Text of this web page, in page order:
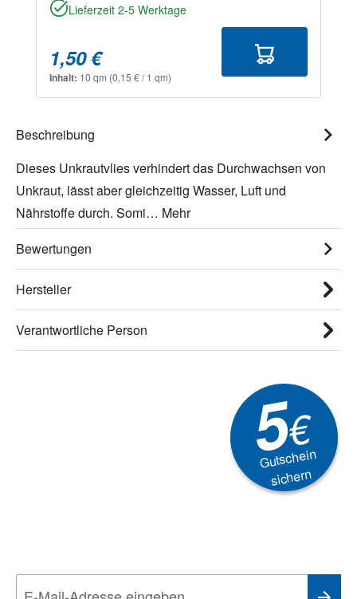
Lieferzeit 2-5 Werktage
1,50 €
Inhalt: 10 qm (0,15 € / 1 qm)
Beschreibung
Dieses Unkrautvlies verhindert das Durchwachsen von
Unkraut, lässt aber gleichzeitig Wasser, Luft und
Nährstoffe durch. Somi… Mehr
Bewertungen
Hersteller
Verantwortliche Person
5€
Gutschein
sichern